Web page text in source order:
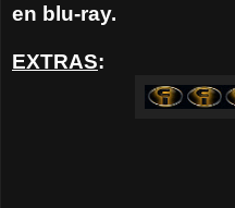
en blu-ray.
EXTRAS: